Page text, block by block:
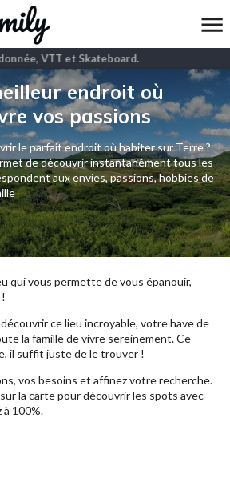
VTT et Skateboard.
endroit où
vos passions
le parfait endroit où habiter sur Terre ?
de découvrir instantanément tous les
aux envies, passions, hobbies de
qui vous permette de vous épanouir,
ce lieu incroyable, votre have de
la famille de vivre sereinement. Ce
il suffit juste de le trouver !
vos besoins et affinez votre recherche.
la carte pour découvrir les spots avec
100%.